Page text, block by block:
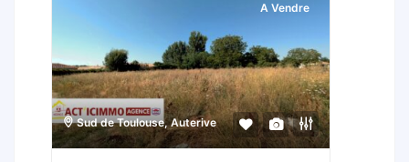
A Vendre
Sud de Toulouse,Auterive